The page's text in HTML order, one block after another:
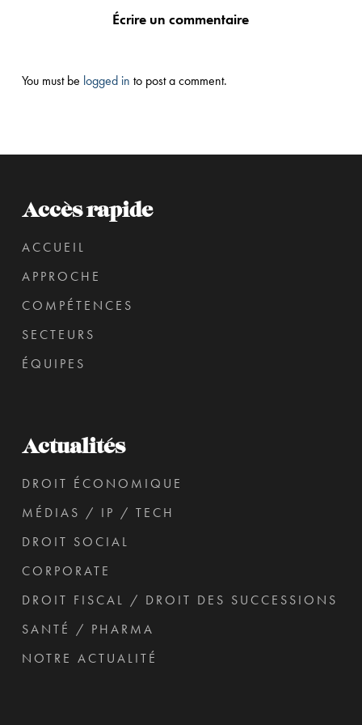
Écrire un commentaire
You must be logged in to post a comment.
Accès rapide
ACCUEIL
APPROCHE
COMPÉTENCES
SECTEURS
ÉQUIPES
Actualités
DROIT ÉCONOMIQUE
MÉDIAS / IP / TECH
DROIT SOCIAL
CORPORATE
DROIT FISCAL / DROIT DES SUCCESSIONS
SANTÉ / PHARMA
NOTRE ACTUALITÉ